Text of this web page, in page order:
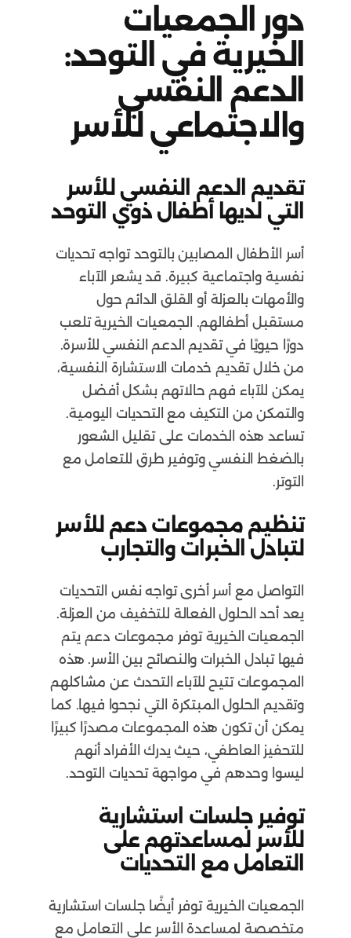
دور الجمعيات
الخيرية في التوحد:
الدعم النفسي
والاجتماعي للأسر
تقديم الدعم النفسي للأسر
التي لديها أطفال ذوي التوحد
أسر الأطفال المصابين بالتوحد تواجه تحديات
نفسية واجتماعية كبيرة. قد يشعر الآباء
والأمهات بالعزلة أو القلق الدائم حول
مستقبل أطفالهم. الجمعيات الخيرية تلعب
دورًا حيويًا في تقديم الدعم النفسي للأسرة.
من خلال تقديم خدمات الاستشارة النفسية،
يمكن للآباء فهم حالاتهم بشكل أفضل
والتمكن من التكيف مع التحديات اليومية.
تساعد هذه الخدمات على تقليل الشعور
بالضغط النفسي وتوفير طرق للتعامل مع
التوتر.
تنظيم مجموعات دعم للأسر
لتبادل الخبرات والتجارب
التواصل مع أسر أخرى تواجه نفس التحديات
يعد أحد الحلول الفعالة للتخفيف من العزلة.
الجمعيات الخيرية توفر مجموعات دعم يتم
فيها تبادل الخبرات والنصائح بين الأسر. هذه
المجموعات تتيح للآباء التحدث عن مشاكلهم
وتقديم الحلول المبتكرة التي نجحوا فيها. كما
يمكن أن تكون هذه المجموعات مصدرًا كبيرًا
للتحفيز العاطفي، حيث يدرك الأفراد أنهم
ليسوا وحدهم في مواجهة تحديات التوحد.
توفير جلسات استشارية
للأسر لمساعدتهم على
التعامل مع التحديات
الجمعيات الخيرية توفر أيضًا جلسات استشارية
متخصصة لمساعدة الأسر على التعامل مع